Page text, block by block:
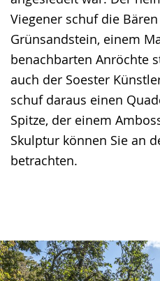
Viegener schuf die
Grünsandstein, einem
benachbarten Anröchte
auch der Soester
schuf daraus einen
Spitze, der einem
Skulptur können Sie an
betrachten.